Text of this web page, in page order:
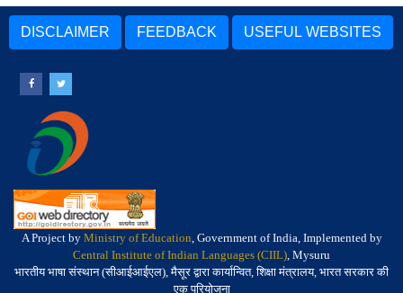
DISCLAIMER FEEDBACK USEFUL WEBSITES
A Project by Ministry of Education, Government of India, Implemented by
Central Institute of Indian Languages (CIIL), Mysuru
भारतीय भाषा संस्थान (सीआईआईएल), मैसूर द्वारा कार्यान्वित, शिक्षा मंत्रालय, भारत सरकार की
एक परियोजना